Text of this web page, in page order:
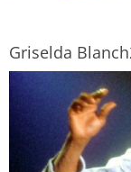
Griselda Blanch